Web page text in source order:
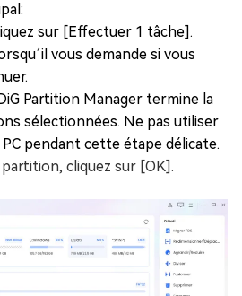
sur [Effectuer 1 tâche].
vous demande si vous
Partition Manager termine la
sélectionnées. Ne pas utiliser
pendant cette étape délicate.
cliquez sur [OK].